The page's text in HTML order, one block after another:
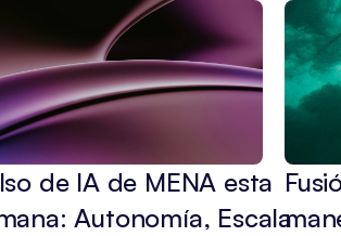
de IA de MENA esta
Autonomía, Escala